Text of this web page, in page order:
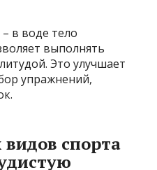
в воде тело
выполнять
Это улучшает
упражнений,
спорта